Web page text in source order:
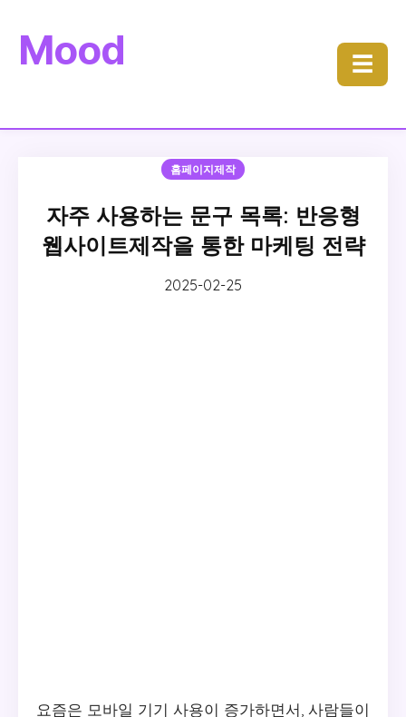
Mood ☰
홈페이지제작
자주 사용하는 문구 목록: 반응형
웹사이트제작을 통한 마케팅 전략
2025-02-25
요즘은 모바일 기기 사용이 증가하면서, 사람들이